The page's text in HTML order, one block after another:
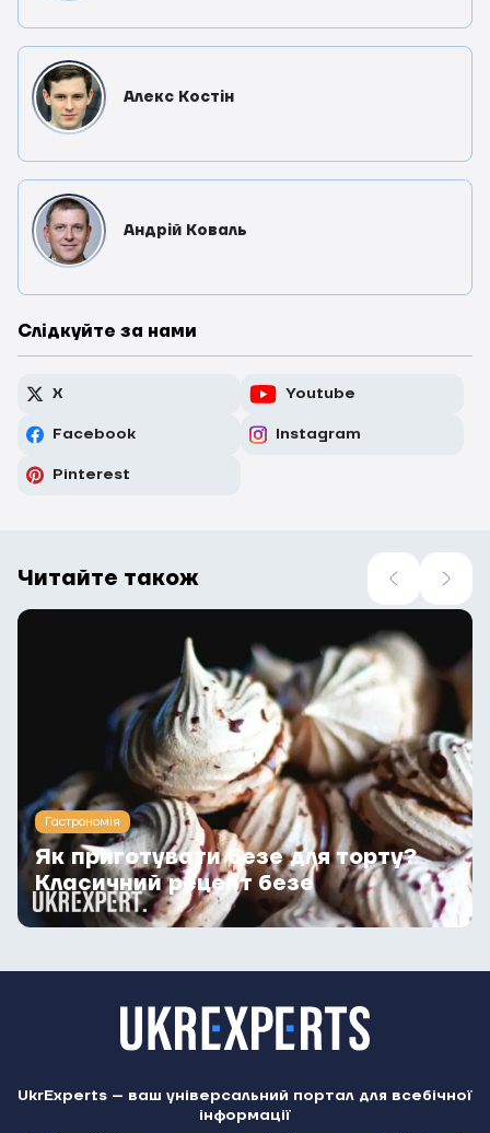
Алекс Костін
Андрій Коваль
Слідкуйте за нами
X Youtube
Facebook Instagram
Pinterest
Читайте також
Гастрономія
Як приготувати безе для торту?
Класичний рецепт безе
UkrExperts – ваш універсальний портал для всебічної
інформації